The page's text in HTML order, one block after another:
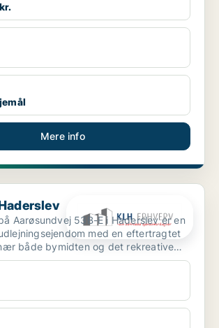
Mere info
Aarøsundvej 53B-E i Haderslev er en
med en eftertragtet
både bymidten og det rekreative